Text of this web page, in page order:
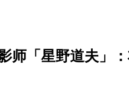
师「星野道夫」